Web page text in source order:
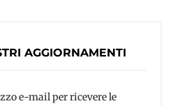
AGGIORNAMENTI
e-mail per ricevere le